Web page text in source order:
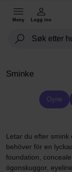
Meny Logg inn
Sminke
Oyne
Letar du efter smink
behöver för en
foundation,
ögonskuggor,